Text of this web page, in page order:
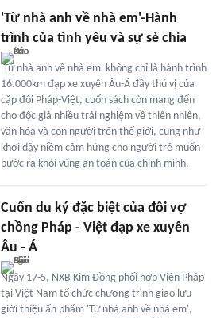
'Từ nhà anh về nhà em'-Hành
trình của tình yêu và sự sẻ chia
'Từ nhà anh về nhà em' không chỉ là hành trình
16.000km đạp xe xuyên Âu-Á đầy thú vị của
cặp đôi Pháp-Việt, cuốn sách còn mang đến
cho độc giả nhiều trải nghiệm về thiên nhiên,
văn hóa và con người trên thế giới, cũng như
khơi dậy niềm cảm hứng cho người trẻ muốn
bước ra khỏi vùng an toàn của chính mình.
Cuốn du ký đặc biệt của đôi vợ
chồng Pháp - Việt đạp xe xuyên
Âu - Á
Ngày 17-5, NXB Kim Đồng phối hợp Viện Pháp
tại Việt Nam tổ chức chương trình giao lưu
giới thiệu ấn phẩm 'Từ nhà anh về nhà em',